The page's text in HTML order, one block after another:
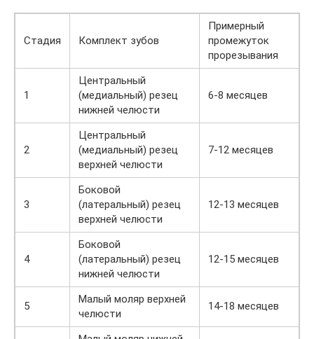
Стадия Комплект зубов
Примерный
промежуток
прорезывания
1
Центральный
(медиальный) резец
нижней челюсти
6-8 месяцев
2
Центральный
(медиальный) резец
верхней челюсти
7-12 месяцев
3
Боковой
(латеральный) резец
верхней челюсти
12-13 месяцев
4
Боковой
(латеральный) резец
нижней челюсти
12-15 месяцев
5
Малый моляр верхней
челюсти
14-18 месяцев